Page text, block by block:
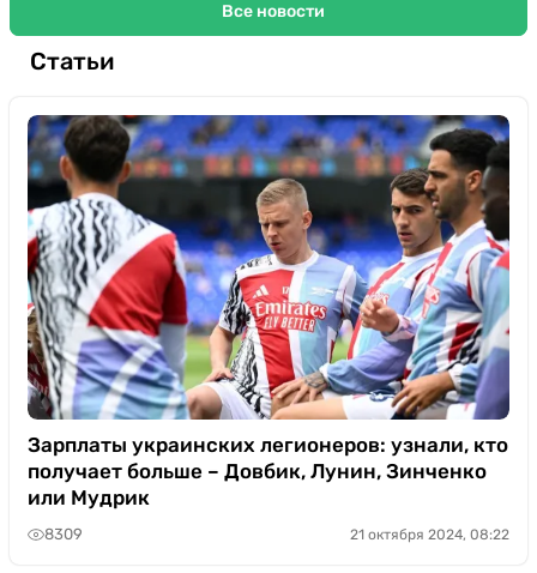
Все новости
Статьи
Зарплаты украинских легионеров: узнали, кто
получает больше – Довбик, Лунин, Зинченко
или Мудрик
8309 21 октября 2024, 08:22